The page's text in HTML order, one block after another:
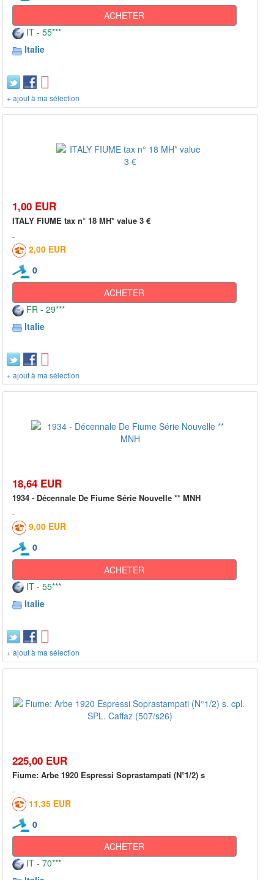
ACHETER
IT - 55***
Italie
+ ajout à ma sélection
1,00 EUR
ITALY FIUME tax n° 18 MH* value 3 €
2,00 EUR
0
ACHETER
FR - 29***
Italie
+ ajout à ma sélection
18,64 EUR
1934 - Décennale De Fiume Série Nouvelle ** MNH
9,00 EUR
0
ACHETER
IT - 55***
Italie
+ ajout à ma sélection
225,00 EUR
Fiume: Arbe 1920 Espressi Soprastampati (N°1/2) s
11,35 EUR
0
ACHETER
IT - 70***